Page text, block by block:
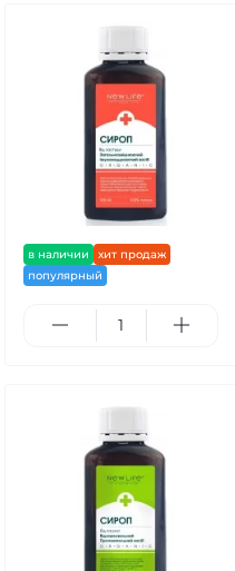
в наличии
хит продаж
популярный